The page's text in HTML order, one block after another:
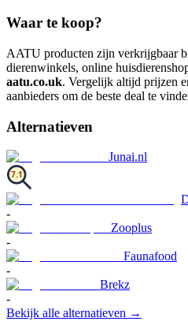
Waar te koop?
AATU producten zijn verkrijgbaar
dierenwinkels, online
aatu.co.uk. Vergelijk altijd prijzen
aanbieders om de beste deal te
Alternatieven
Junai.nl
7.1
-
Zooplus
-
Faunafood
-
Brekz
-
Bekijk alle alternatieven →